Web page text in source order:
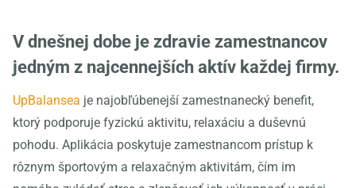
V dnešnej dobe je zdravie zamestnancov
jedným z najcennejších aktív každej firmy.
UpBalansea je najobľúbenejší zamestnanecký benefit,
ktorý podporuje fyzickú aktivitu, relaxáciu a duševnú
pohodu. Aplikácia poskytuje zamestnancom prístup k
rôznym športovým a relaxačným aktivitám, čím im